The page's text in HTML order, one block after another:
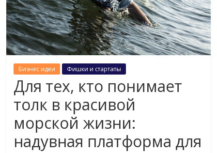
Бизнес идеи Фишки и стартапы
Для тех, кто понимает
толк в красивой
морской жизни:
надувная платформа для